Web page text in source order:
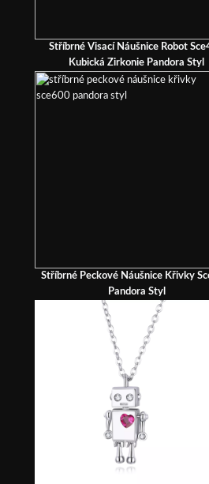
Stříbrné Visací Náušnice Robot
Kubická Zirkonie Pandora Styl
Stříbrné Peckové Náušnice Křivky
Pandora Styl